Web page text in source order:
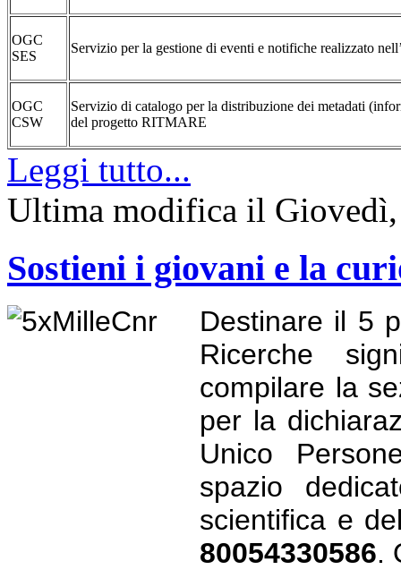
OGC
SES
Servizio per la gestione di eventi e notifiche realizzato
OGC
CSW
Servizio di catalogo per la distribuzione dei metadati
del progetto RITMARE
Leggi tutto...
Ultima modifica il
Sostieni i giovani e la
Destinare il 5
Ricerche
compilare la
per la
Unico
spazio
scientifica e
80054330586.